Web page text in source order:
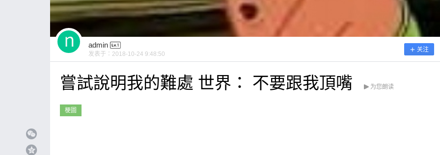
admin
发表于： 2018-10-24 9:48:50
关注
嘗試說明我的難處 世界： 不要跟我頂嘴 为您朗读
梗圖